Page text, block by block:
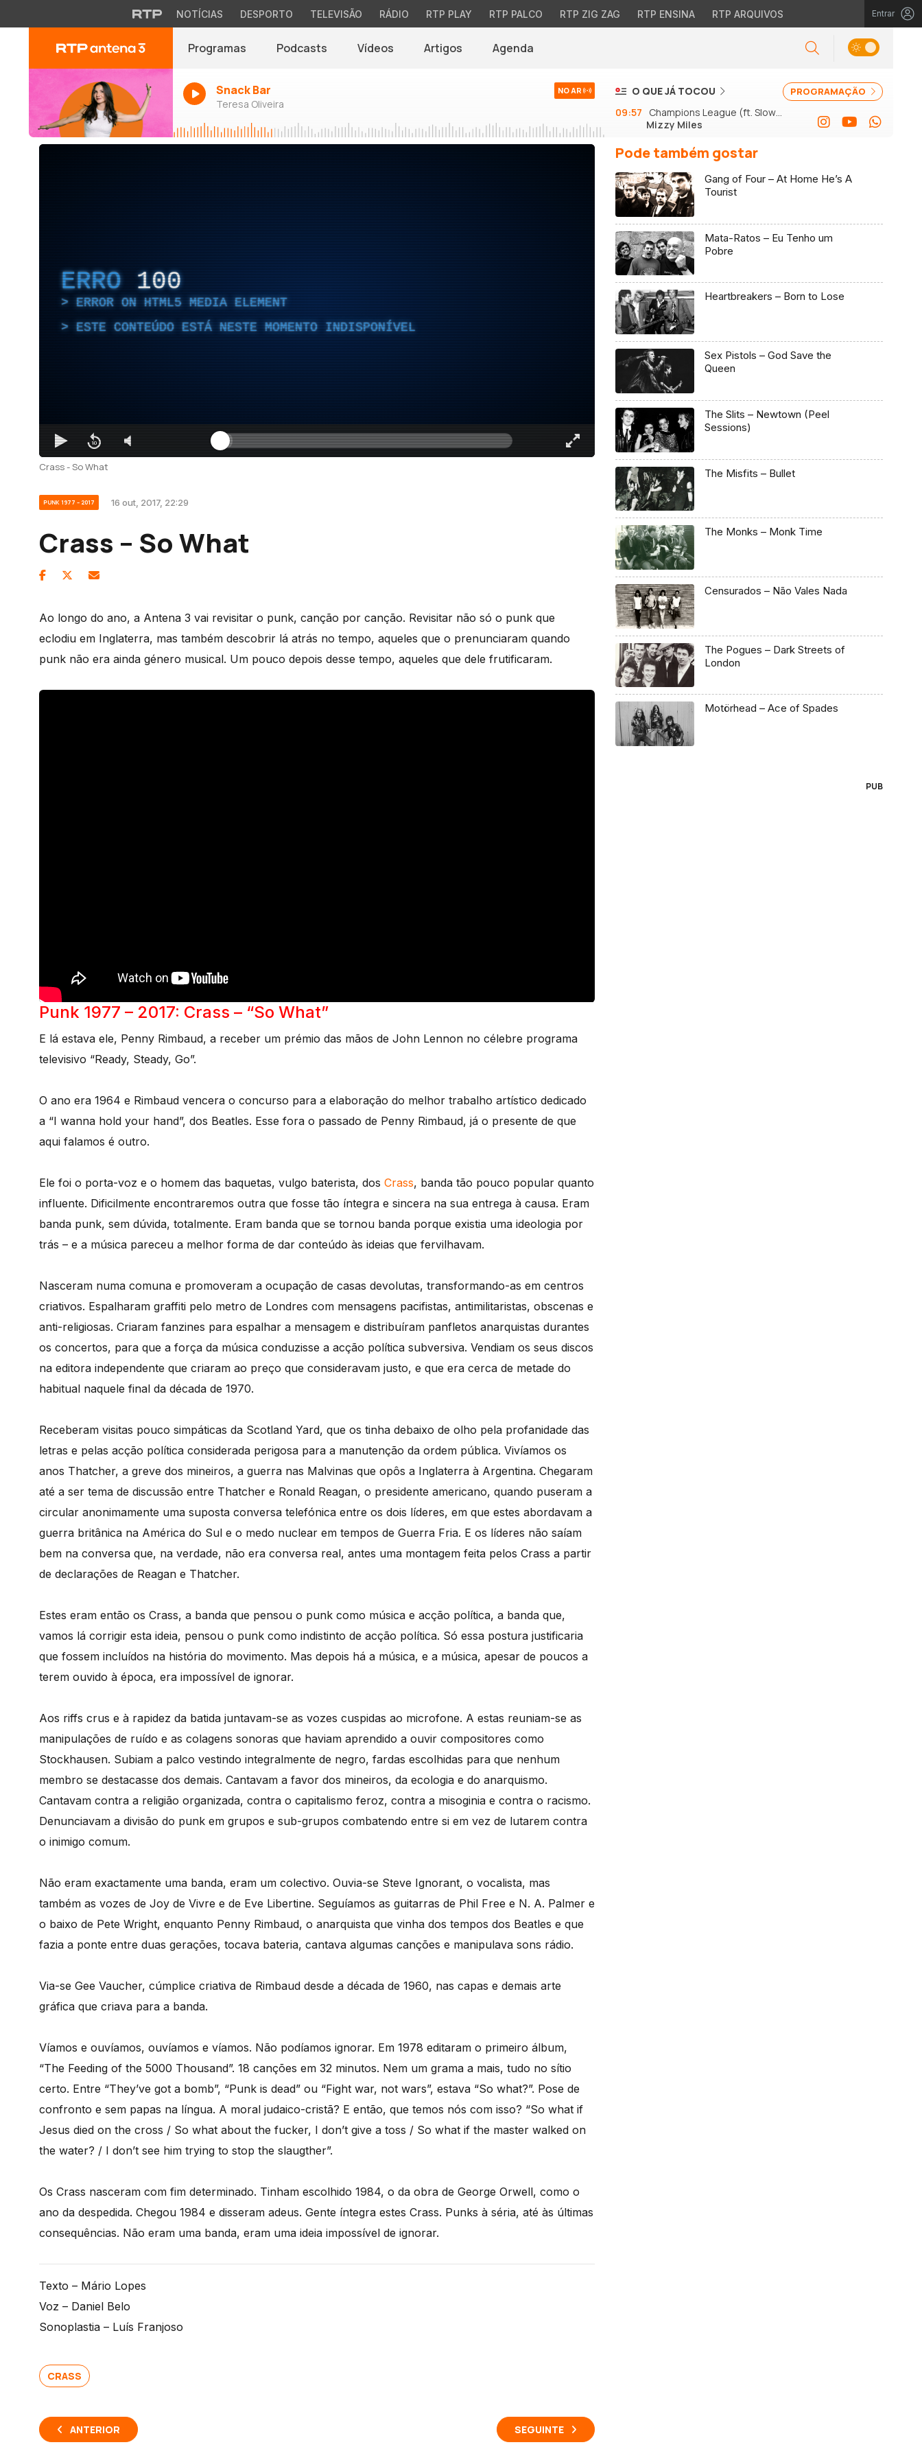
NOTÍCIAS DESPORTO TELEVISÃO RÁDIO RTP PLAY RTP PALCO RTP ZIG ZAG RTP ENSINA RTP ARQUIVOS Entrar
Programas Podcasts Vídeos Artigos Agenda
Snack Bar
Teresa Oliveira
NO AR PROGRAMAÇÃO
O QUE JÁ TOCOU
09:57
Champions League (ft. Slow J
e GSon)
Mizzy Miles
ERRO 100
ERROR ON HTML5 MEDIA ELEMENT
ESTE CONTEÚDO ESTÁ NESTE MOMENTO INDISPONÍVEL
Crass - So What
PUNK 1977 – 2017 16 out, 2017, 22:29
Crass – So What
Ao longo do ano, a Antena 3 vai revisitar o punk, canção por canção. Revisitar não só o punk que
eclodiu em Inglaterra, mas também descobrir lá atrás no tempo, aqueles que o prenunciaram quando
punk não era ainda género musical. Um pouco depois desse tempo, aqueles que dele frutificaram.
Punk 1977 – 2017: Crass – “So What”
E lá estava ele, Penny Rimbaud, a receber um prémio das mãos de John Lennon no célebre programa
televisivo “Ready, Steady, Go”.
O ano era 1964 e Rimbaud vencera o concurso para a elaboração do melhor trabalho artístico dedicado
a “I wanna hold your hand”, dos Beatles. Esse fora o passado de Penny Rimbaud, já o presente de que
aqui falamos é outro.
Ele foi o porta-voz e o homem das baquetas, vulgo baterista, dos Crass, banda tão pouco popular quanto
influente. Dificilmente encontraremos outra que fosse tão íntegra e sincera na sua entrega à causa. Eram
banda punk, sem dúvida, totalmente. Eram banda que se tornou banda porque existia uma ideologia por
trás – e a música pareceu a melhor forma de dar conteúdo às ideias que fervilhavam.
Nasceram numa comuna e promoveram a ocupação de casas devolutas, transformando-as em centros
criativos. Espalharam graffiti pelo metro de Londres com mensagens pacifistas, antimilitaristas, obscenas e
anti-religiosas. Criaram fanzines para espalhar a mensagem e distribuíram panfletos anarquistas durantes
os concertos, para que a força da música conduzisse a acção política subversiva. Vendiam os seus discos
na editora independente que criaram ao preço que consideravam justo, e que era cerca de metade do
habitual naquele final da década de 1970.
Receberam visitas pouco simpáticas da Scotland Yard, que os tinha debaixo de olho pela profanidade das
letras e pelas acção política considerada perigosa para a manutenção da ordem pública. Vivíamos os
anos Thatcher, a greve dos mineiros, a guerra nas Malvinas que opôs a Inglaterra à Argentina. Chegaram
até a ser tema de discussão entre Thatcher e Ronald Reagan, o presidente americano, quando puseram a
circular anonimamente uma suposta conversa telefónica entre os dois líderes, em que estes abordavam a
guerra britânica na América do Sul e o medo nuclear em tempos de Guerra Fria. E os líderes não saíam
bem na conversa que, na verdade, não era conversa real, antes uma montagem feita pelos Crass a partir
de declarações de Reagan e Thatcher.
Estes eram então os Crass, a banda que pensou o punk como música e acção política, a banda que,
vamos lá corrigir esta ideia, pensou o punk como indistinto de acção política. Só essa postura justificaria
que fossem incluídos na história do movimento. Mas depois há a música, e a música, apesar de poucos a
terem ouvido à época, era impossível de ignorar.
Aos riffs crus e à rapidez da batida juntavam-se as vozes cuspidas ao microfone. A estas reuniam-se as
manipulações de ruído e as colagens sonoras que haviam aprendido a ouvir compositores como
Stockhausen. Subiam a palco vestindo integralmente de negro, fardas escolhidas para que nenhum
membro se destacasse dos demais. Cantavam a favor dos mineiros, da ecologia e do anarquismo.
Cantavam contra a religião organizada, contra o capitalismo feroz, contra a misoginia e contra o racismo.
Denunciavam a divisão do punk em grupos e sub-grupos combatendo entre si em vez de lutarem contra
o inimigo comum.
Não eram exactamente uma banda, eram um colectivo. Ouvia-se Steve Ignorant, o vocalista, mas
também as vozes de Joy de Vivre e de Eve Libertine. Seguíamos as guitarras de Phil Free e N. A. Palmer e
o baixo de Pete Wright, enquanto Penny Rimbaud, o anarquista que vinha dos tempos dos Beatles e que
fazia a ponte entre duas gerações, tocava bateria, cantava algumas canções e manipulava sons rádio.
Via-se Gee Vaucher, cúmplice criativa de Rimbaud desde a década de 1960, nas capas e demais arte
gráfica que criava para a banda.
Víamos e ouvíamos, ouvíamos e víamos. Não podíamos ignorar. Em 1978 editaram o primeiro álbum,
“The Feeding of the 5000 Thousand”. 18 canções em 32 minutos. Nem um grama a mais, tudo no sítio
certo. Entre “They’ve got a bomb”, “Punk is dead” ou “Fight war, not wars”, estava “So what?”. Pose de
confronto e sem papas na língua. A moral judaico-cristã? E então, que temos nós com isso? “So what if
Jesus died on the cross / So what about the fucker, I don’t give a toss / So what if the master walked on
the water? / I don’t see him trying to stop the slaugther”.
Os Crass nasceram com fim determinado. Tinham escolhido 1984, o da obra de George Orwell, como o
ano da despedida. Chegou 1984 e disseram adeus. Gente íntegra estes Crass. Punks à séria, até às últimas
consequências. Não eram uma banda, eram uma ideia impossível de ignorar.
Texto – Mário Lopes
Voz – Daniel Belo
Sonoplastia – Luís Franjoso
CRASS
ANTERIOR SEGUINTE
Pode também gostar
Gang of Four – At Home He’s A
Tourist
Mata-Ratos – Eu Tenho um
Pobre
Heartbreakers – Born to Lose
Sex Pistols – God Save the
Queen
The Slits – Newtown (Peel
Sessions)
The Misfits – Bullet
The Monks – Monk Time
Censurados – Não Vales Nada
The Pogues – Dark Streets of
London
Motörhead – Ace of Spades
PUB